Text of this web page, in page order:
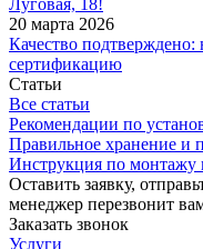
20 марта 2026
Качество
сертификацию
Статьи
Все статьи
Рекомендации по
Правильное хранение и
Инструкция по монтажу
Оставить заявку,
менеджер перезвонит
Заказать звонок
Услуги